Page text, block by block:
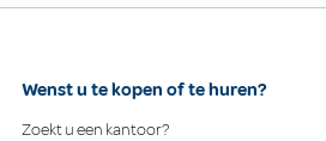
Wenst u te kopen of te huren?
Zoekt u een kantoor?